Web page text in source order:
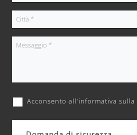
Acconsento all'informativa sulla